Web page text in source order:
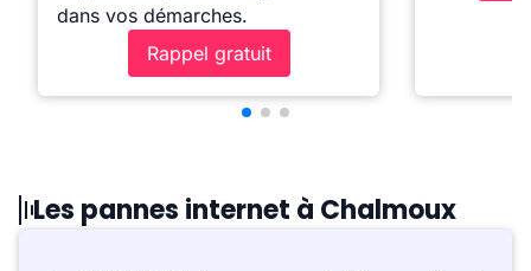
dans vos démarches.
Rappel gratuit
Les pannes internet à Chalmoux